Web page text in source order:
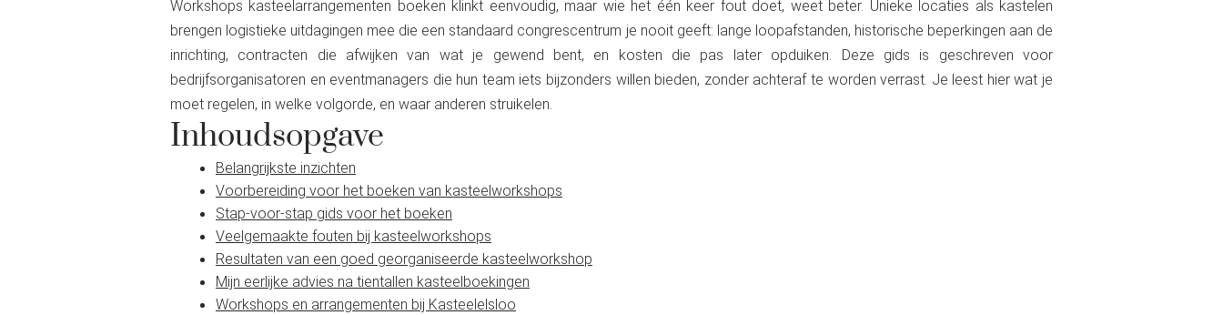
Workshops kasteelarrangementen boeken klinkt eenvoudig, maar wie het één keer fout doet, weet beter. Unieke locaties als kastelen
brengen logistieke uitdagingen mee die een standaard congrescentrum je nooit geeft: lange loopafstanden, historische beperkingen aan de
inrichting, contracten die afwijken van wat je gewend bent, en kosten die pas later opduiken. Deze gids is geschreven voor
bedrijfsorganisatoren en eventmanagers die hun team iets bijzonders willen bieden, zonder achteraf te worden verrast. Je leest hier wat je
moet regelen, in welke volgorde, en waar anderen struikelen.
Inhoudsopgave
Belangrijkste inzichten
Voorbereiding voor het boeken van kasteelworkshops
Stap-voor-stap gids voor het boeken
Veelgemaakte fouten bij kasteelworkshops
Resultaten van een goed georganiseerde kasteelworkshop
Mijn eerlijke advies na tientallen kasteelboekingen
Workshops en arrangementen bij Kasteelelsloo